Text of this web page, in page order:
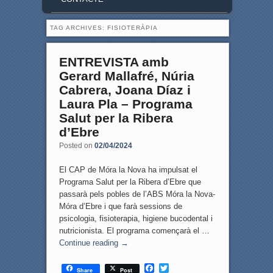
TAG ARCHIVES: FISIOTERÀPIA
ENTREVISTA amb
Gerard Mallafré, Núria
Cabrera, Joana Díaz i
Laura Pla – Programa
Salut per la Ribera
d’Ebre
Posted on 02/04/2024
El CAP de Móra la Nova ha impulsat el
Programa Salut per la Ribera d’Ebre que
passarà pels pobles de l’ABS Móra la Nova-
Móra d’Ebre i que farà sessions de
psicologia, fisioterapia, higiene bucodental i
nutricionista. El programa començarà el …
Continue reading →
Share Post
F
T